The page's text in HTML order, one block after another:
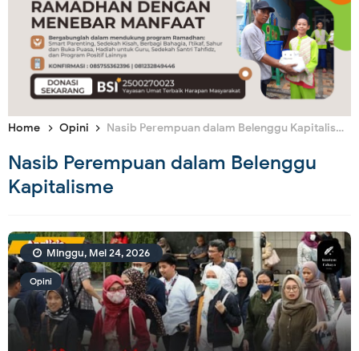
Home Opini Nasib Perempuan dalam Belenggu Kapitalisme
Nasib Perempuan dalam Belenggu
Kapitalisme
Opini
Minggu, Mei 24, 2026